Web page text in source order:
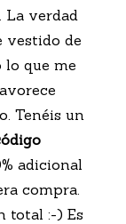
La verdad
vestido de
que me
Tenéis un
adicional
compra.
total :-) Es